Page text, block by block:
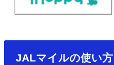
JALマイルの使い